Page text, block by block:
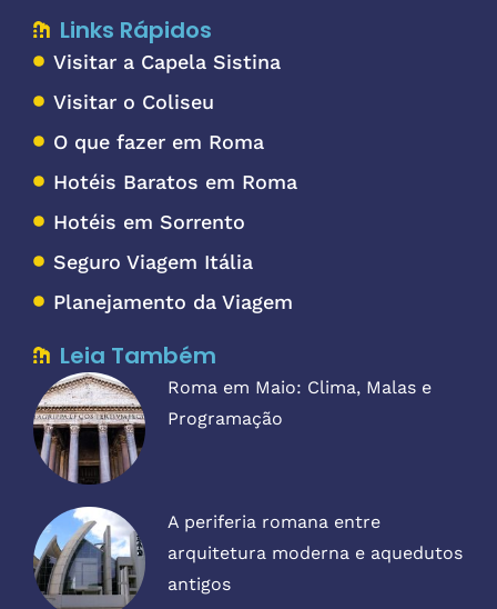
Links Rápidos
Visitar a Capela Sistina
Visitar o Coliseu
O que fazer em Roma
Hotéis Baratos em Roma
Hotéis em Sorrento
Seguro Viagem Itália
Planejamento da Viagem
Leia Também
Roma em Maio: Clima, Malas e
Programação
A periferia romana entre
arquitetura moderna e aquedutos
antigos